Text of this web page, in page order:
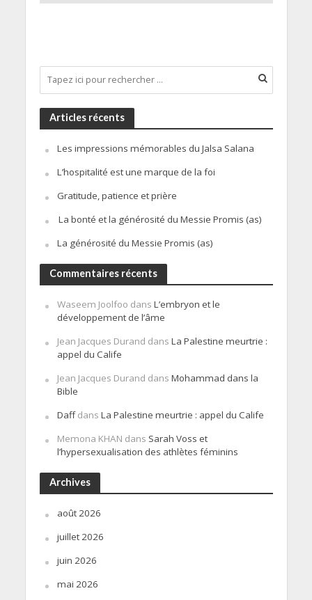
Articles récents
Les impressions mémorables du Jalsa Salana
L’hospitalité est une marque de la foi
Gratitude, patience et prière
La bonté et la générosité du Messie Promis (as)
La générosité du Messie Promis (as)
Commentaires récents
Waseem Joolfoo dans L’embryon et le
développement de l’âme
Jean Jacques Durand dans La Palestine meurtrie :
appel du Calife
Jean Jacques Durand dans Mohammad dans la
Bible
Daffdans La Palestine meurtrie : appel du Calife
Memona KHAN dans Sarah Voss et
l’hypersexualisation des athlètes féminins
Archives
août 2026
juillet 2026
juin 2026
mai 2026